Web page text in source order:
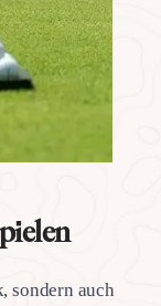
sondern auch